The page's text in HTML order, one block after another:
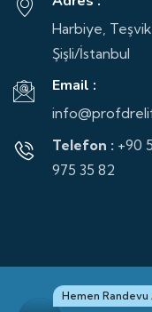
Harbiye,
Şişli/İstanbul
Email :
Telefon : +90
975 35 82
Hemen Randevu